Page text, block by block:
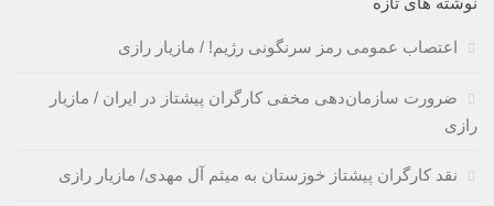
اعتصاب عمومی رمز سرنگونی رژیم! / مازیار رازی
ضرورت سازمان‌دهی مخفی کارگران پیشتاز در ایران / مازیار
رازی
نقد کارگران پیشتاز خوزستان به میثم آل مهدی/ مازیار رازی